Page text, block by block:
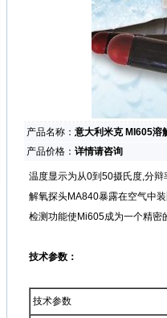
产品名称： 意大利米克 MI605溶
产品价格： 详情请咨询
温度显示为从0到50摄氏度,分
解氧探头MA840暴露在空气中
检测功能使Mi605成为一个精密
技术参数：
技术参数